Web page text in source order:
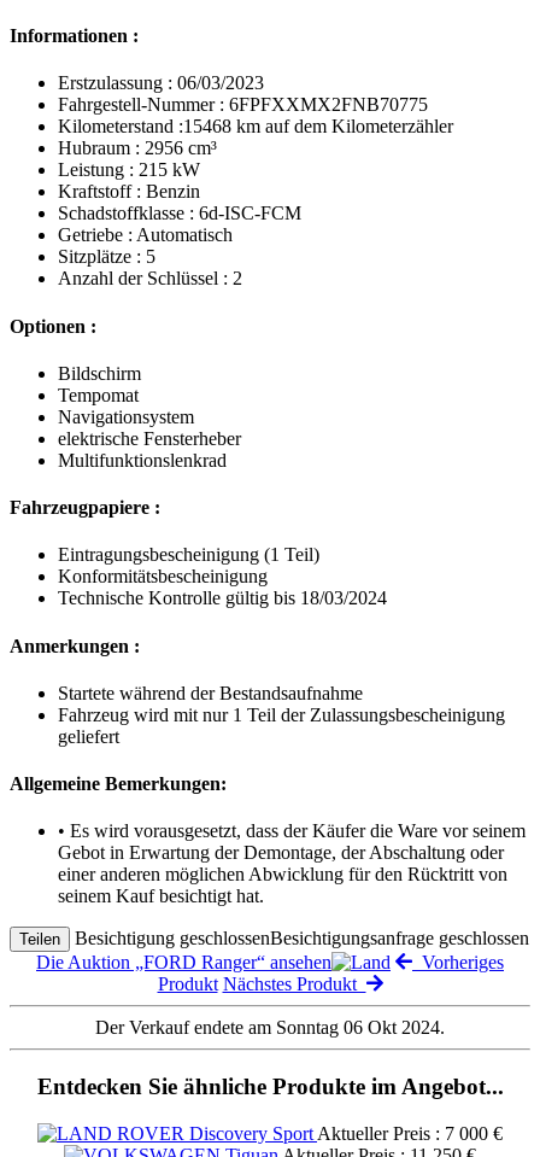
Informationen :
Erstzulassung : 06/03/2023
Fahrgestell-Nummer : 6FPFXXMX2FNB70775
Kilometerstand :15468 km auf dem Kilometerzähler
Hubraum : 2956 cm³
Leistung : 215 kW
Kraftstoff : Benzin
Schadstoffklasse : 6d-ISC-FCM
Getriebe : Automatisch
Sitzplätze : 5
Anzahl der Schlüssel : 2
Optionen :
Bildschirm
Tempomat
Navigationsystem
elektrische Fensterheber
Multifunktionslenkrad
Fahrzeugpapiere :
Eintragungsbescheinigung (1 Teil)
Konformitätsbescheinigung
Technische Kontrolle gültig bis 18/03/2024
Anmerkungen :
Startete während der Bestandsaufnahme
Fahrzeug wird mit nur 1 Teil der Zulassungsbescheinigung
geliefert
Allgemeine Bemerkungen:
• Es wird vorausgesetzt, dass der Käufer die Ware vor seinem
Gebot in Erwartung der Demontage, der Abschaltung oder
einer anderen möglichen Abwicklung für den Rücktritt von
seinem Kauf besichtigt hat.
Teilen Besichtigung geschlossenBesichtigungsanfrage geschlossen
Die Auktion „FORD Ranger“ ansehen
Vorheriges
Produkt Nächstes Produkt
Der Verkauf endete am Sonntag 06 Okt 2024.
Entdecken Sie ähnliche Produkte im Angebot...
Aktueller Preis : 7 000 €